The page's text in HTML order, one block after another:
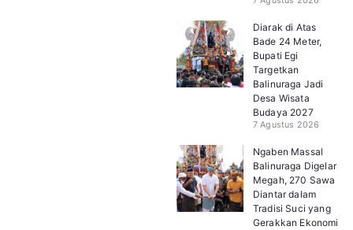
Diarak di Atas
Bade 24 Meter,
Bupati Egi
Targetkan
Balinuraga Jadi
Desa Wisata
Budaya 2027
7 Agustus 2026
Ngaben Massal
Balinuraga Digelar
Megah, 270 Sawa
Diantar dalam
Tradisi Suci yang
Gerakkan Ekonomi